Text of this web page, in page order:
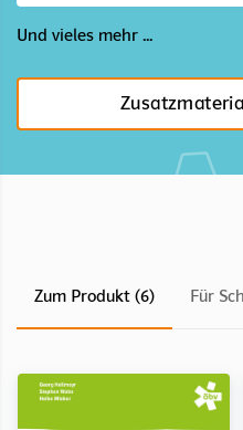
Und vieles mehr ...
Zum Produkt (6) Für